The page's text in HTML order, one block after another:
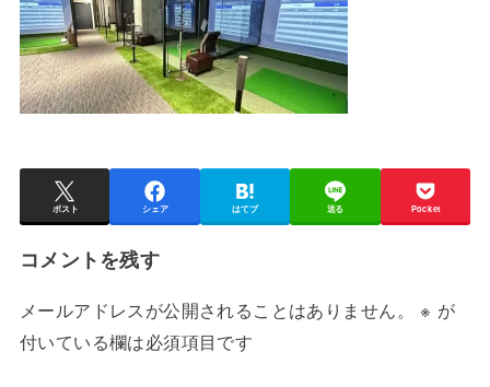
ポスト シェア はてブ 送る Pocket
コメントを残す
メールアドレスが公開されることはありません。 ※ が
付いている欄は必須項目です